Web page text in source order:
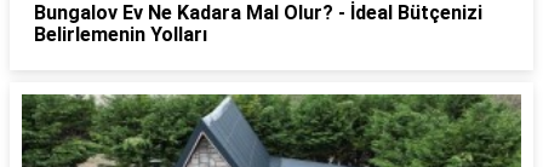
Bungalov Ev Ne Kadara Mal Olur? - İdeal Bütçenizi
Belirlemenin Yolları